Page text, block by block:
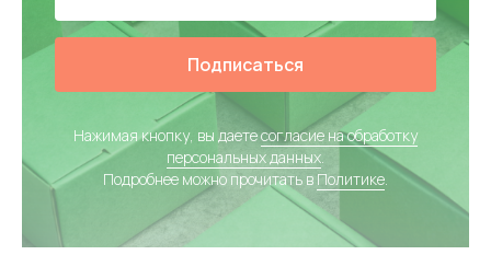
Подписаться
Нажимая кнопку, вы даетесогласие на обработку
персональных данных
Подробнее можно прочитать в Политике